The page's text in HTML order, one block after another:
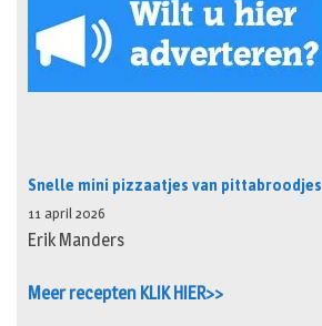
Snelle mini pizzaatjes van pittabroodjes
11 april 2026
Erik Manders
Meer recepten KLIK HIER>>